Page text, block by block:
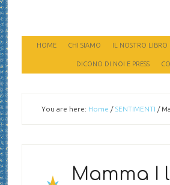
HOME CHI SIAMO IL NOSTRO LIBRO
DICONO DI NOI E PRESS
You are here: Home / SENTIMENTI /
Mamma I